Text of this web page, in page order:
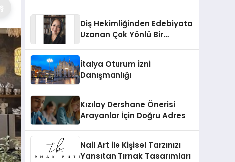
Diş Hekimliğinden Edebiyata
Uzanan Çok Yönlü Bir
İtalya Oturum İzni
Danışmanlığı
Kızılay Dershane Önerisi
Arayanlar İçin Doğru Adres
Nail Art ile Kişisel Tarzınızı
Yansıtan Tırnak Tasarımları